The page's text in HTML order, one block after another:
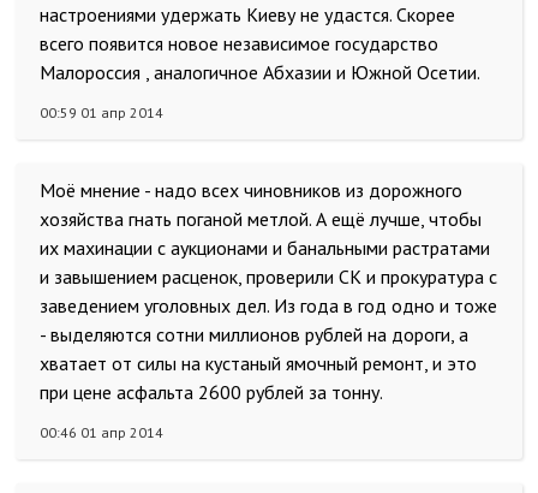
настроениями удержать Киеву не удастся. Скорее
всего появится новое независимое государство
Малороссия , аналогичное Абхазии и Южной Осетии.
00:59 01 апр 2014
Моё мнение - надо всех чиновников из дорожного
хозяйства гнать поганой метлой. А ещё лучше, чтобы
их махинации с аукционами и банальными растратами
и завышением расценок, проверили СК и прокуратура с
заведением уголовных дел. Из года в год одно и тоже
- выделяются сотни миллионов рублей на дороги, а
хватает от силы на кустаный ямочный ремонт, и это
при цене асфальта 2600 рублей за тонну.
00:46 01 апр 2014